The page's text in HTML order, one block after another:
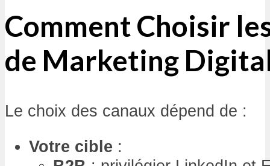
Comment Choisir
de Marketing
Le choix des canaux dépend de :
Votre cible :